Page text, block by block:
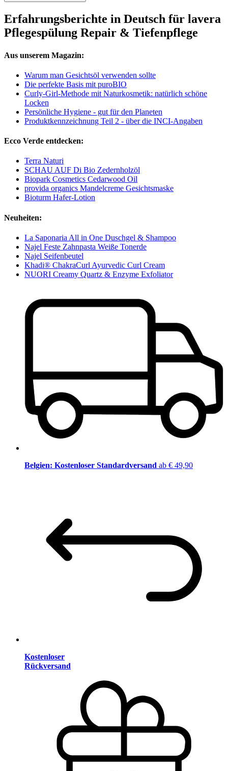
Erfahrungsberichte in Deutsch für lavera
Pflegespülung Repair & Tiefenpflege
Aus unserem Magazin:
Warum man Gesichtsöl verwenden sollte
Die perfekte Basis mit puroBIO
Curly-Girl-Methode mit Naturkosmetik: natürlich schöne
Locken
Persönliche Hygiene - gut für den Planeten
Produktkennzeichnung Teil 2 - über die INCI-Angaben
Ecco Verde entdecken:
Terra Naturi
SCHAU AUF Di Bio Zedernholzöl
Biopark Cosmetics Cedarwood Oil
provida organics Mandelcreme Gesichtsmaske
Bioturm Hafer-Lotion
Neuheiten:
La Saponaria All in One Duschgel & Shampoo
Najel Feste Zahnpasta Weiße Tonerde
Najel Seifenbeutel
Khadi® ChakraCurl Ayurvedic Curl Cream
NUORI Creamy Quartz & Enzyme Exfoliator
Belgien: Kostenloser Standardversand ab € 49,90
Kostenloser
Rückversand